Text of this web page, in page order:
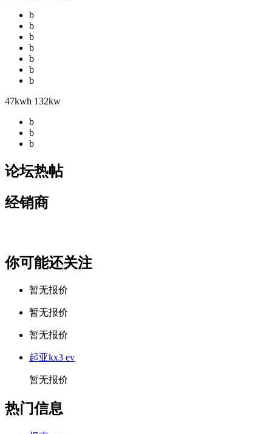
b
b
b
b
b
b
b
47kwh 132kw
b
b
b
论坛热帖
经销商
你可能还关注
暂无报价
暂无报价
暂无报价
起亚kx3 ev
暂无报价
热门信息